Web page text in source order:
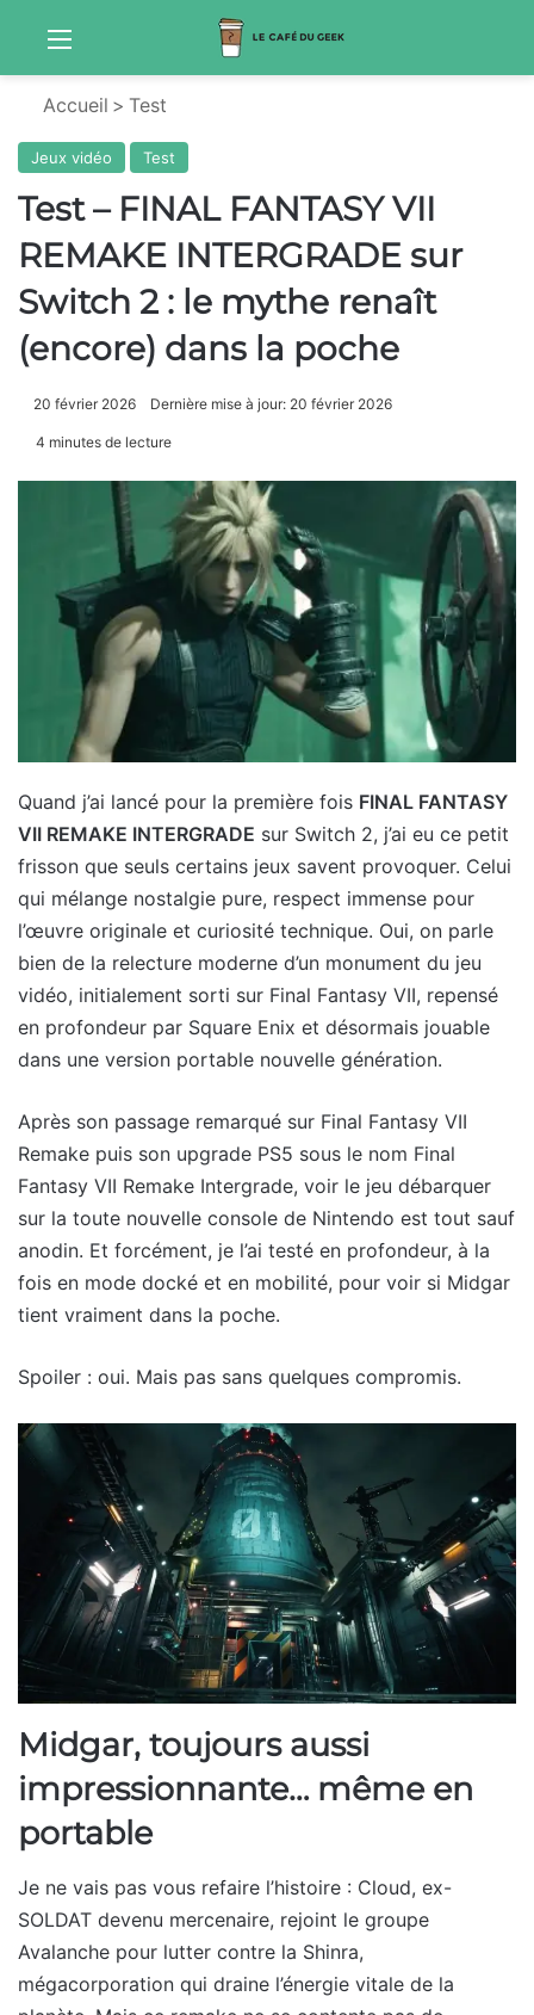
Menu
Accueil > Test
Jeux vidéo Test
Test – FINAL FANTASY VII
REMAKE INTERGRADE sur
Switch 2 : le mythe renaît
(encore) dans la poche
20 février 2026 Dernière mise à jour: 20 février 2026
4 minutes de lecture
Quand j’ai lancé pour la première fois FINAL FANTASY
VII REMAKE INTERGRADE sur Switch 2, j’ai eu ce petit
frisson que seuls certains jeux savent provoquer. Celui
qui mélange nostalgie pure, respect immense pour
l’œuvre originale et curiosité technique. Oui, on parle
bien de la relecture moderne d’un monument du jeu
vidéo, initialement sorti sur Final Fantasy VII, repensé
en profondeur par Square Enix et désormais jouable
dans une version portable nouvelle génération.
Après son passage remarqué sur Final Fantasy VII
Remake puis son upgrade PS5 sous le nom Final
Fantasy VII Remake Intergrade, voir le jeu débarquer
sur la toute nouvelle console de Nintendo est tout sauf
anodin. Et forcément, je l’ai testé en profondeur, à la
fois en mode docké et en mobilité, pour voir si Midgar
tient vraiment dans la poche.
Spoiler : oui. Mais pas sans quelques compromis.
Midgar, toujours aussi
impressionnante… même en
portable
Je ne vais pas vous refaire l’histoire : Cloud, ex-
SOLDAT devenu mercenaire, rejoint le groupe
Avalanche pour lutter contre la Shinra,
mégacorporation qui draine l’énergie vitale de la